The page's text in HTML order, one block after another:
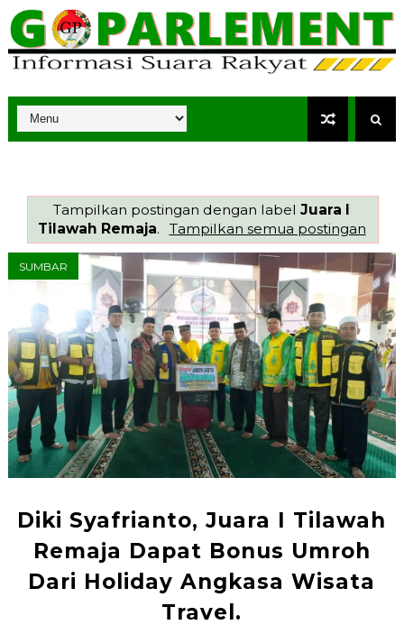
Tampilkan postingan dengan labelJuara I
Tilawah Remaja. Tampilkan semua postingan
SUMBAR
Diki Syafrianto, Juara I Tilawah
Remaja Dapat Bonus Umroh
Dari Holiday Angkasa Wisata
Travel.